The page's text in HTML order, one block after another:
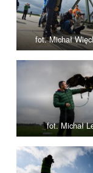
fot. Michał
fot. Michał